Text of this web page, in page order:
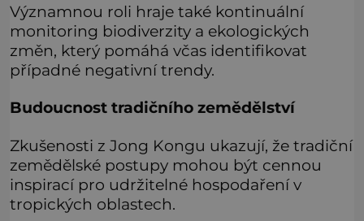
Významnou roli hraje také kontinuální
monitoring biodiverzity a ekologických
změn, který pomáhá včas identifikovat
případné negativní trendy.
Budoucnost tradičního zemědělství
Zkušenosti z Jong Kongu ukazují, že tradiční
zemědělské postupy mohou být cennou
inspirací pro udržitelné hospodaření v
tropických oblastech.